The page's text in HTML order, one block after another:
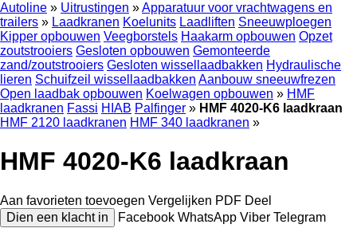
Autoline » Uitrustingen »Apparatuur voor vrachtwagens en
trailers » Laadkranen Koelunits Laadliften Sneeuwploegen
Kipper opbouwen Veegborstels Haakarm opbouwen Opzet
zoutstrooiers Gesloten opbouwen Gemonteerde
zand/zoutstrooiers Gesloten wissellaadbakken Hydraulische
lieren Schuifzeil wissellaadbakken Aanbouw sneeuwfrezen
Open laadbak opbouwen Koelwagen opbouwen » HMF
laadkranen Fassi HIAB Palfinger » HMF 4020-K6 laadkraan
HMF 2120 laadkranen HMF 340 laadkranen »
HMF 4020-K6 laadkraan
Aan favorieten toevoegen Vergelijken PDF Deel
Dien een klacht in
Facebook WhatsApp Viber Telegram